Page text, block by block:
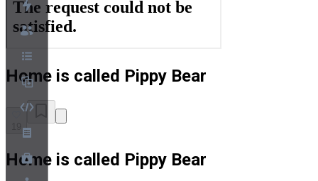
Home is called Pippy Bear
Home is called Pippy Bear